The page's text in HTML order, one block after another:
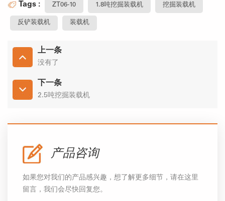
Tags : ZT06-10 1.8吨挖掘装载机 挖掘装载机
反铲装载机 装载机
上一条
没有了
下一条
2.5吨挖掘装载机
产品咨询
如果您对我们的产品感兴趣，想了解更多细节，请在这里
留言，我们会尽快回复您。